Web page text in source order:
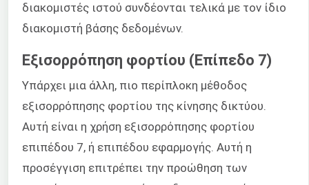
διακομιστές ιστού συνδέονται τελικά με τον ίδιο
διακομιστή βάσης δεδομένων.
Εξισορρόπηση φορτίου (Επίπεδο 7)
Υπάρχει μια άλλη, πιο περίπλοκη μέθοδος
εξισορρόπησης φορτίου της κίνησης δικτύου.
Αυτή είναι η χρήση εξισορρόπησης φορτίου
επιπέδου 7, ή επιπέδου εφαρμογής. Αυτή η
προσέγγιση επιτρέπει την προώθηση των